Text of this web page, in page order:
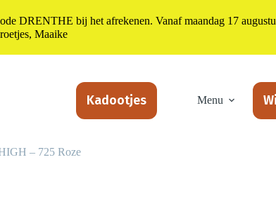
Kadootjes Menu
– 725 Roze
DRENTHE bij het afrekenen. Vanaf maandag 17
Maaike